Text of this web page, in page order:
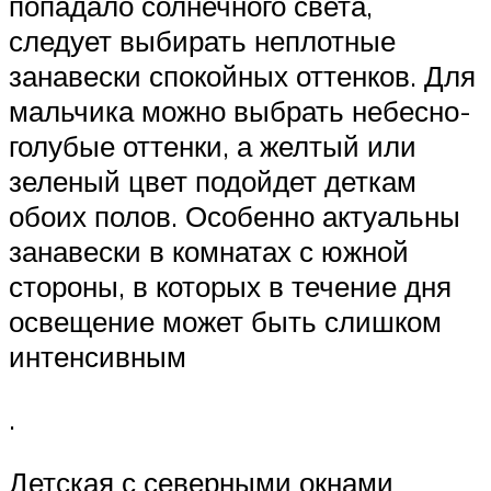
следует выбирать неплотные
занавески спокойных оттенков. Для
мальчика можно выбрать небесно-
голубые оттенки, а желтый или
зеленый цвет подойдет деткам
обоих полов. Особенно актуальны
занавески в комнатах с южной
стороны, в которых в течение дня
освещение может быть слишком
интенсивным
.
Детская с северными окнами